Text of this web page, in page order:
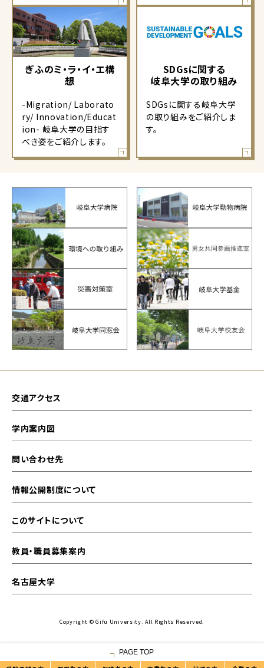
ぎふのミ・ラ・イ・エ構
想
-Migration/ Laborato
ry/ Innovation/Educat
ion- 岐阜大学の目指す
べき姿をご紹介します。
SDGsに関する
岐阜大学の取り組み
SDGsに関する岐阜大学
の取り組みをご紹介しま
す。
PAGE TOP
交通アクセス
学内案内図
問い合わせ先
情報公開制度について
このサイトについて
教員・職員募集案内
名古屋大学
Copyright © Gifu University. All Rights Reserved.